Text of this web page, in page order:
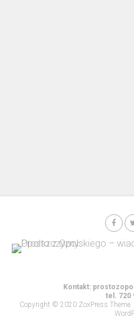
Kontakt:
tel. 720
Copyright © 2020 ZoxPress Theme.